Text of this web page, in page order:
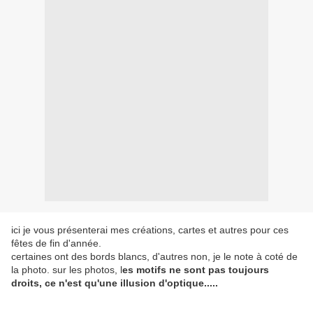
ici je vous présenterai mes créations, cartes et autres pour ces
fêtes de fin d'année.
certaines ont des bords blancs, d'autres non, je le note à coté de
la photo. sur les photos, les motifs ne sont pas toujours
droits, ce n'est qu'une illusion d'optique.....